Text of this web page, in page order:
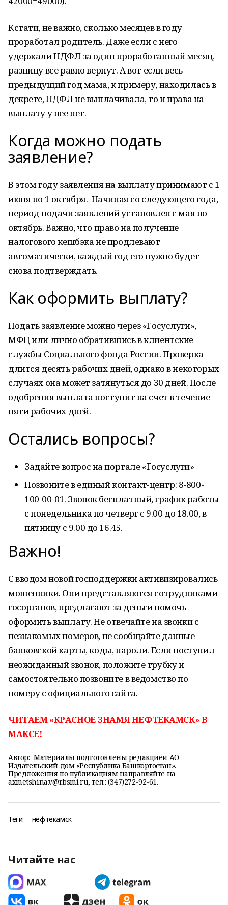
Кстати, не важно, сколько месяцев в году
проработал родитель. Даже если с него
удержали НДФЛ за один проработанный месяц,
разницу все равно вернут. А вот если весь
предыдущий год мама, к примеру, находилась в
декрете, НДФЛ не выплачивала, то и права на
выплату у нее нет.
Когда можно подать
заявление?
В этом году заявления на выплату принимают с 1
июня по 1 октября. Начиная со следующего года,
период подачи заявлений установлен с мая по
октябрь. Важно, что право на получение
налогового кешбэка не продлевают
автоматически, каждый год его нужно будет
снова подтверждать.
Как оформить выплату?
Подать заявление можно через «Госуслуги»,
МФЦ или лично обратившись в клиентские
службы Социального фонда России. Проверка
длится десять рабочих дней, однако в некоторых
случаях она может затянуться до 30 дней. После
одобрения выплата поступит на счет в течение
пяти рабочих дней.
Остались вопросы?
Задайте вопрос на портале «Госуслуги»
Позвоните в единый контакт-центр: 8-800-
100-00-01. Звонок бесплатный, график работы
с понедельника по четверг с 9.00 до 18.00, в
пятницу с 9.00 до 16.45.
Важно!
С вводом новой господдержки активизировались
мошенники. Они представляются сотрудниками
госорганов, предлагают за деньги помочь
оформить выплату. Не отвечайте на звонки с
незнакомых номеров, не сообщайте данные
банковской карты, коды, пароли. Если поступил
неожиданный звонок, положите трубку и
самостоятельно позвоните в ведомство по
номеру с официального сайта.
ЧИТАЕМ «КРАСНОЕ ЗНАМЯ НЕФТЕКАМСК» В
МАКСЕ!
Автор: Материалы подготовлены редакцией АО
Издательский дом «Республика Башкортостан».
Предложения по публикациям направляйте на
axmetshina.v@rbsmi.ru, тел.: (347)272-92-61.
Теги: нефтекамск
Читайте нас